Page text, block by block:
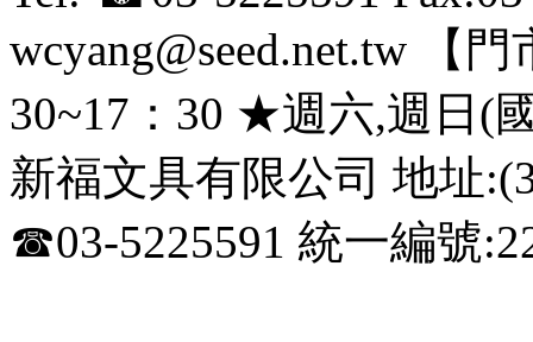
wcyang@seed.net.tw 【
30~17：30 ★週六,週日(
新福文具有限公司 地址
☎03-5225591 統一編號